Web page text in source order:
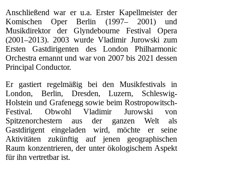
Anschließend war er u.a. Erster Kapellmeister der
Komischen Oper Berlin (1997– 2001) und
Musikdirektor der Glyndebourne Festival Opera
(2001–2013). 2003 wurde Vladimir Jurowski zum
Ersten Gastdirigenten des London Philharmonic
Orchestra ernannt und war von 2007 bis 2021 dessen
Principal Conductor.
Er gastiert regelmäßig bei den Musikfestivals in
London, Berlin, Dresden, Luzern, Schleswig-
Holstein und Grafenegg sowie beim Rostropowitsch-
Festival. Obwohl Vladimir Jurowski von
Spitzenorchestern aus der ganzen Welt als
Gastdirigent eingeladen wird, möchte er seine
Aktivitäten zukünftig auf jenen geographischen
Raum konzentrieren, der unter ökologischem Aspekt
für ihn vertretbar ist.